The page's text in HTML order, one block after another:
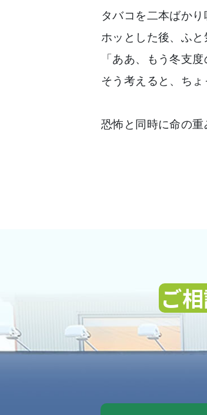
タバコを二本ばか
ホッとした後、ふ
「ああ、もう冬支
そう考えると、ち
恐怖と同時に命の重
ご